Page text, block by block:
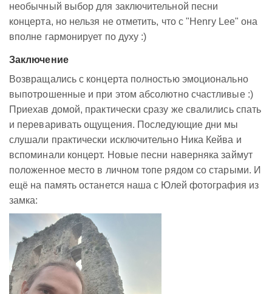
необычный выбор для заключительной песни
концерта, но нельзя не отметить, что c "Henry Lee" она
вполне гармонирует по духу :)
Заключение
Возвращались с концерта полностью эмоционально
выпотрошенные и при этом абсолютно счастливые :)
Приехав домой, практически сразу же свалились спать
и переваривать ощущения. Последующие дни мы
слушали практически исключительно Ника Кейва и
вспоминали концерт. Новые песни наверняка займут
положенное место в личном топе рядом со старыми. И
ещё на память останется наша с Юлей фотография из
замка: